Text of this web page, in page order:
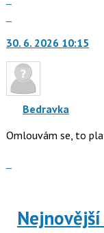
další
nový
názor.
K
navigaci
použít
následující
a
30. 6. 2026 10:15
Bedravka
Omlouvám se, to